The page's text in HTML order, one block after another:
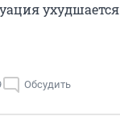
ухудшается
Обсудить